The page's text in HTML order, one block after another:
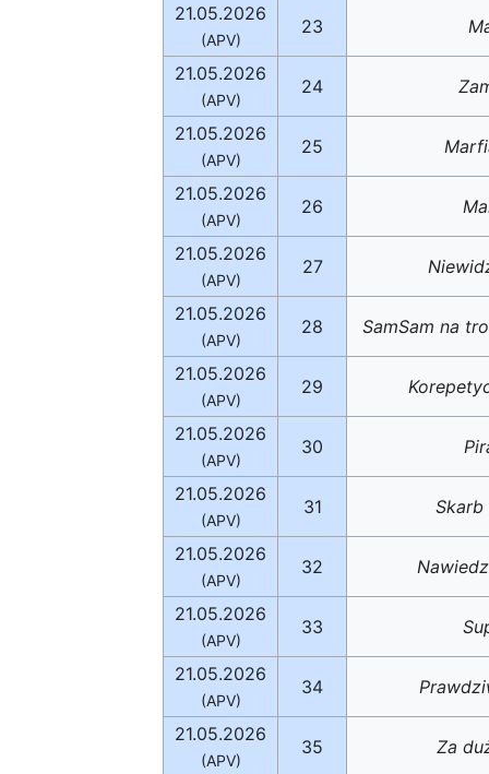
21.05.2026
(APV)
23
21.05.2026
(APV)
24
21.05.2026
(APV)
25
21.05.2026
(APV)
26
21.05.2026
(APV)
27
21.05.2026
(APV)
28 SamSam na
21.05.2026
(APV)
29
21.05.2026
(APV)
30
21.05.2026
(APV)
31
21.05.2026
(APV)
32
21.05.2026
(APV)
33
21.05.2026
(APV)
34
21.05.2026
(APV)
35 Za